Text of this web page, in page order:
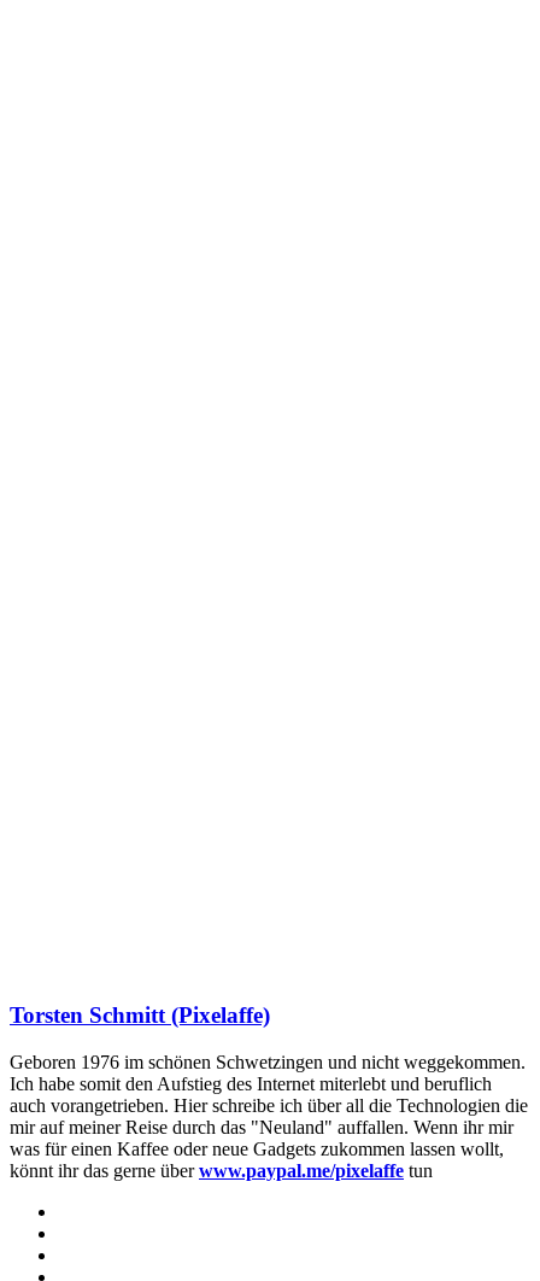
Torsten Schmitt (Pixelaffe)
Geboren 1976 im schönen Schwetzingen und nicht weggekommen.
Ich habe somit den Aufstieg des Internet miterlebt und beruflich
auch vorangetrieben. Hier schreibe ich über all die Technologien die
mir auf meiner Reise durch das "Neuland" auffallen. Wenn ihr mir
was für einen Kaffee oder neue Gadgets zukommen lassen wollt,
könnt ihr das gerne überwww.paypal.me/pixelaffe tun